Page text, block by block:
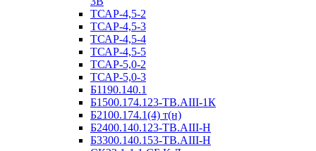
ТСАР-4,5-2
ТСАР-4,5-3
ТСАР-4,5-4
ТСАР-4,5-5
ТСАР-5,0-2
ТСАР-5,0-3
Б1190.140.1
Б1500.174.123-ТВ.АIII-1К
Б2100.174.1(4) т(н)
Б2400.140.123-ТВ.АIII-Н
Б3300.140.153-ТВ.АIII-Н